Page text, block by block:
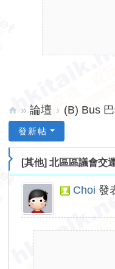
lk.
» 論壇 › (B) Bus
發新帖
[其他]北區區議會交
Choi 發